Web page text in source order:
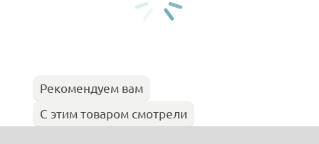
Рекомендуем вам
С этим товаром смотрели